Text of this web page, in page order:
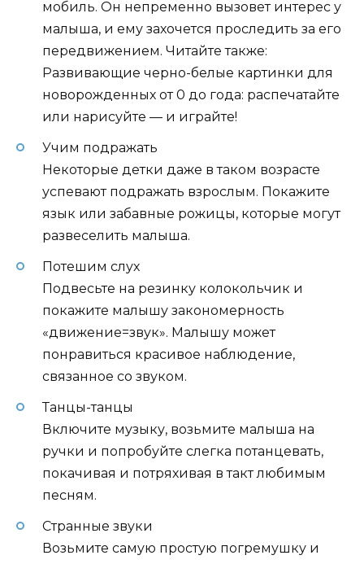
мобиль. Он непременно вызовет интерес у
малыша, и ему захочется проследить за его
передвижением. Читайте также:
Развивающие черно-белые картинки для
новорожденных от 0 до года: распечатайте
или нарисуйте — и играйте!
Учим подражать
Некоторые детки даже в таком возрасте
успевают подражать взрослым. Покажите
язык или забавные рожицы, которые могут
развеселить малыша.
Потешим слух
Подвесьте на резинку колокольчик и
покажите малышу закономерность
«движение=звук». Малышу может
понравиться красивое наблюдение,
связанное со звуком.
Танцы-танцы
Включите музыку, возьмите малыша на
ручки и попробуйте слегка потанцевать,
покачивая и потряхивая в такт любимым
песням.
Странные звуки
Возьмите самую простую погремушку и